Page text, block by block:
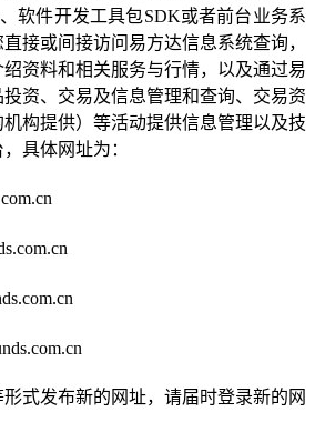
、软件开发工具包SDK或者前台业务系
接或间接访问易方达信息系统查询，
资料和相关服务与行情，以及通过易
资、交易及信息管理和查询、交易资
构提供）等活动提供信息管理以及技
具体网址为：
式发布新的网址，请届时登录新的网